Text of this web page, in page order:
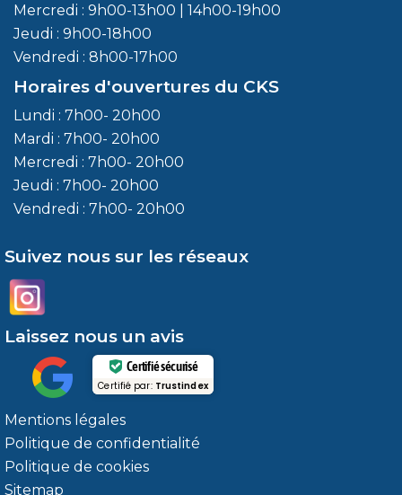
Mercredi : 9h00-13h00 | 14h00-19h00
Jeudi : 9h00-18h00
Vendredi : 8h00-17h00
Horaires d'ouvertures du CKS
Lundi : 7h00- 20h00
Mardi : 7h00- 20h00
Mercredi : 7h00- 20h00
Jeudi : 7h00- 20h00
Vendredi : 7h00- 20h00
Suivez nous sur les réseaux
Laissez nous un avis
Certifié sécurisé
Certifié par: Trustindex
Mentions légales
Politique de confidentialité
Politique de cookies
Sitemap